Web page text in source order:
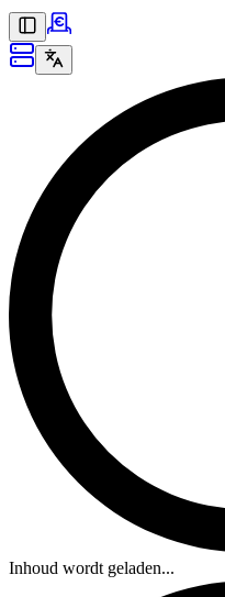
Inhoud wordt geladen...